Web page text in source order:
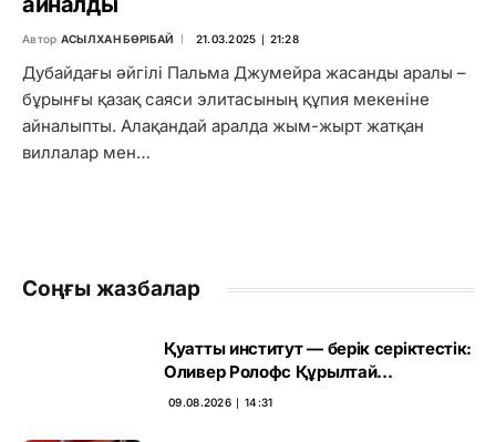
Автор АСЫЛХАН БӨРІБАЙ 21.03.2025 ∣ 21:28
Дубайдағы әйгілі Пальма Джумейра жасанды аралы –
бұрынғы қазақ саяси элитасының құпия мекеніне
айналыпты. Алақандай аралда жым-жырт жатқан
виллалар мен…
Соңғы жазбалар
Қуатты институт — берік серіктестік:
Оливер Ролофс Құрылтай
сайлауының маңызын бағалады
09.08.2026 ∣ 14:31